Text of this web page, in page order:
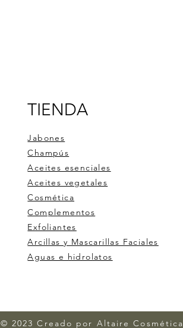
TIENDA
Jabones
Champús
Aceites esenciales
Aceites vegetales
Cosmética
Complementos
Exfoliantes
Arcillas y Mascarillas Faciales
Aguas e hidrolatos
© 2023 Creado por Altaire Cosmética